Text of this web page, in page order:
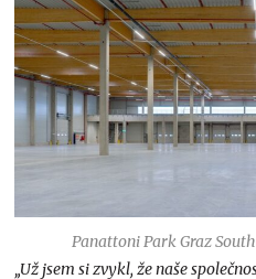
Panattoni Park Graz
„Už jsem si zvykl, že naše